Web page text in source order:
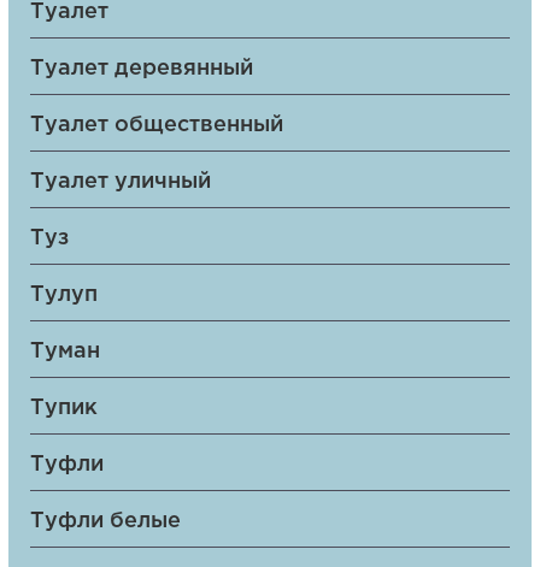
Туалет
Туалет деревянный
Туалет общественный
Туалет уличный
Туз
Тулуп
Туман
Тупик
Туфли
Туфли белые